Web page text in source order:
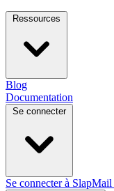
Ressources
Blog
Documentation
Se connecter
Se connecter à SlapMail